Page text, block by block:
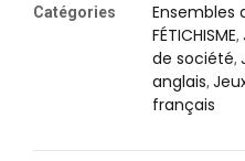
Catégories
Ensembles
FÉTICHISME,
de société,
anglais,
français